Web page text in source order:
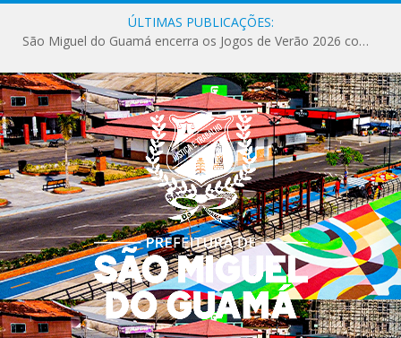
ÚLTIMAS PUBLICAÇÕES:
São Miguel do Guamá encerra os Jogos de Verão 2026 com sucesso de público e competições.